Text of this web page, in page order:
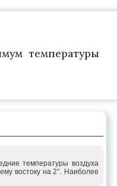
температуры
температуры воздуха
востоку на 2°. Наиболее